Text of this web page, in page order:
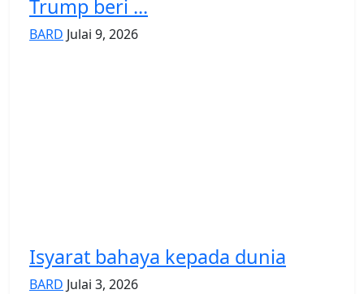
Trump beri ...
BARD Julai 9, 2026
Isyarat bahaya kepada dunia
BARD Julai 3, 2026